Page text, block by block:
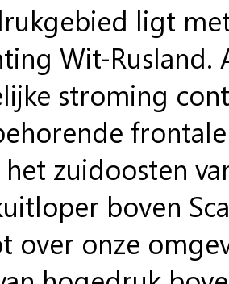
ligt
Wit-
stroming
zuidoosten
boven
over onze